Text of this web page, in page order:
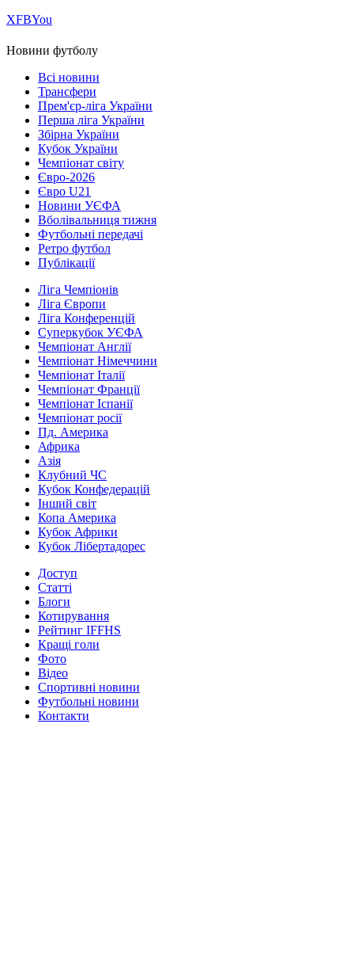
ХFBYou
Новини футболу
Всі новини
Трансфери
Прем'єр-ліга України
Перша ліга України
Збірна України
Кубок України
Чемпіонат світу
Євро-2026
Євро U21
Новини УЄФА
Вболівальниця тижня
Футбольні передачі
Ретро футбол
Публікації
Ліга Чемпіонів
Ліга Європи
Ліга Конференцій
Суперкубок УЄФА
Чемпіонат Англії
Чемпіонат Німеччини
Чемпіонат Італії
Чемпіонат Франції
Чемпіонат Іспанії
Чемпіонат росії
Пд. Америка
Африка
Азія
Клубний ЧС
Кубок Конфедерацій
Інший світ
Копа Америка
Кубок Африки
Кубок Лібертадорес
Доступ
Статті
Блоги
Котирування
Рейтинг IFFHS
Кращі голи
Фото
Відео
Спортивні новини
Футбольні новини
Контакти